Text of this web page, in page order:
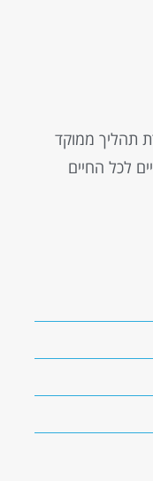
תהליך ממוקד
לכל החיים